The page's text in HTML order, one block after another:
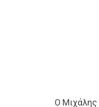
Ο Μιχάλης